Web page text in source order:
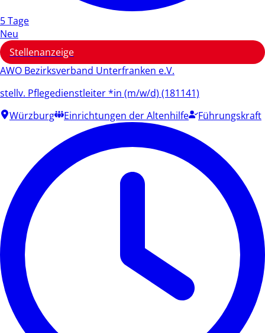
5 Tage
Neu
Stellenanzeige
AWO Bezirksverband Unterfranken e.V.
stellv. Pflegedienstleiter *in (m/w/d) (181141)
Würzburg
Einrichtungen der Altenhilfe Führungskraft